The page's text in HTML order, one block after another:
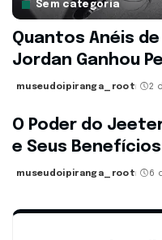
Sem categoria
Quantos Anéis
Jordan Ganhou
museudoipiranga_root 2
O Poder do
e Seus Benefícios
museudoipiranga_root 6